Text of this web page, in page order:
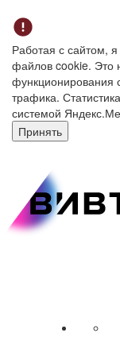
Работая с сайтом,
файлов cookie. Это
функционирования
трафика.
системой
Принять